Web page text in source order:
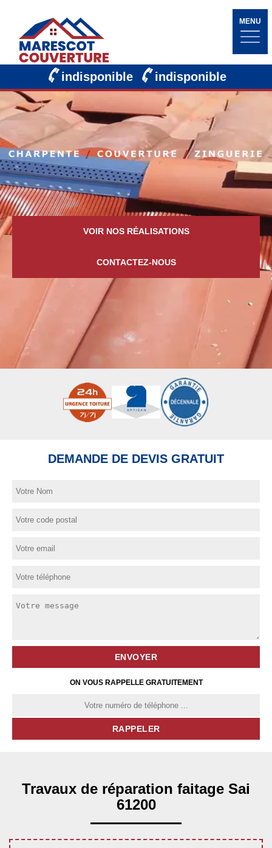
MENU
indisponible indisponible
VOIR NOS RÉALISATIONS
CONTACTEZ-NOUS
DEMANDE DE DEVIS GRATUIT
ON VOUS RAPPELLE GRATUITEMENT
Travaux de réparation faitage Sai
61200